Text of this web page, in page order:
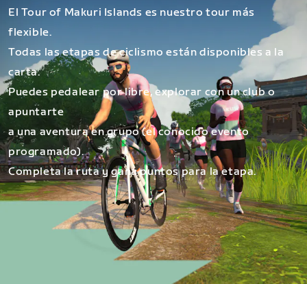
El Tour of Makuri Islands es nuestro tour más
flexible.
Todas las etapas de ciclismo están disponibles a la
carta.
Puedes pedalear por libre, explorar con un club o
apuntarte
a una aventura en grupo (el conocido evento
programado).
Completa la ruta y gana puntos para la etapa.